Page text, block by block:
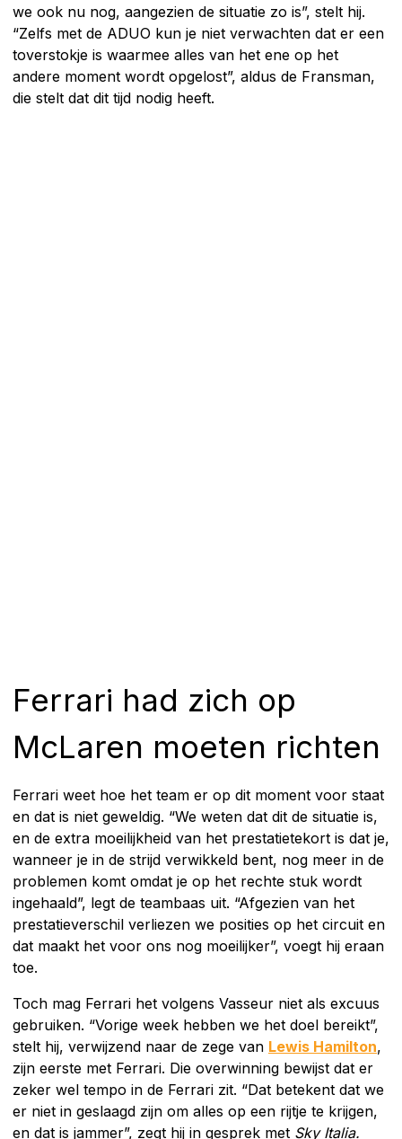
we ook nu nog, aangezien de situatie zo is”, stelt hij.
“Zelfs met de ADUO kun je niet verwachten dat er een
toverstokje is waarmee alles van het ene op het
andere moment wordt opgelost”, aldus de Fransman,
die stelt dat dit tijd nodig heeft.
Ferrari had zich op
McLaren moeten richten
Ferrari weet hoe het team er op dit moment voor staat
en dat is niet geweldig. “We weten dat dit de situatie is,
en de extra moeilijkheid van het prestatietekort is dat je,
wanneer je in de strijd verwikkeld bent, nog meer in de
problemen komt omdat je op het rechte stuk wordt
ingehaald”, legt de teambaas uit. “Afgezien van het
prestatieverschil verliezen we posities op het circuit en
dat maakt het voor ons nog moeilijker”, voegt hij eraan
toe.
Toch mag Ferrari het volgens Vasseur niet als excuus
gebruiken. “Vorige week hebben we het doel bereikt”,
stelt hij, verwijzend naar de zege van Lewis Hamilton,
zijn eerste met Ferrari. Die overwinning bewijst dat er
zeker wel tempo in de Ferrari zit. “Dat betekent dat we
er niet in geslaagd zijn om alles op een rijtje te krijgen,
en dat is jammer”, zegt hij in gesprek met Sky Italia.